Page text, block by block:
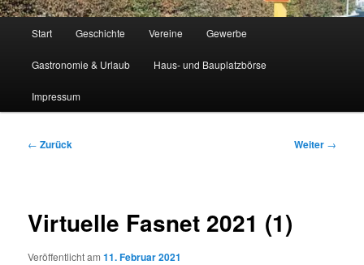
Start Geschichte Vereine Gewerbe
Gastronomie & Urlaub Haus- und Bauplatzbörse
Impressum
Beitragsnavigation
← Zurück Weiter →
Virtuelle Fasnet 2021 (1)
Veröffentlicht am11. Februar 2021